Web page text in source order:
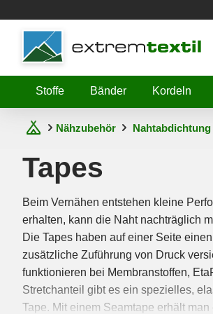
Shopware
Stoffe
Bänder Kordeln
Nähzubehör Nahtabdichtung
Tapes
Beim Vernähen entstehen kleine
erhalten, kann die Naht nachträglich
Die Tapes haben auf einer Seite
zusätzliche Zuführung von Druck
funktionieren bei Membranstoffen,
Stretchanteil gibt es ein spezielles,
Tape. Mit einem Seamtape erhält